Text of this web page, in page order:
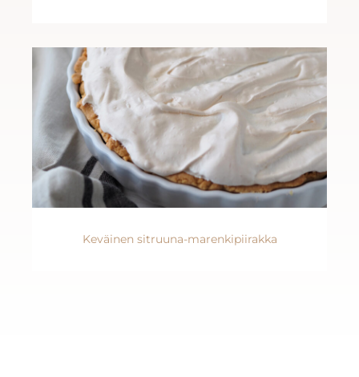
Keväinen sitruuna-marenkipiirakka